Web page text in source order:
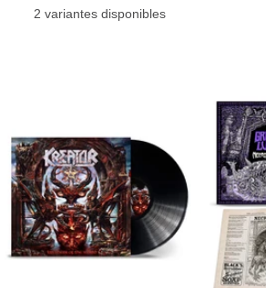
de
2 variantes disponibles